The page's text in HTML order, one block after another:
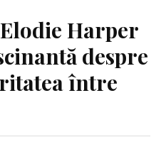
Harper
despre
între